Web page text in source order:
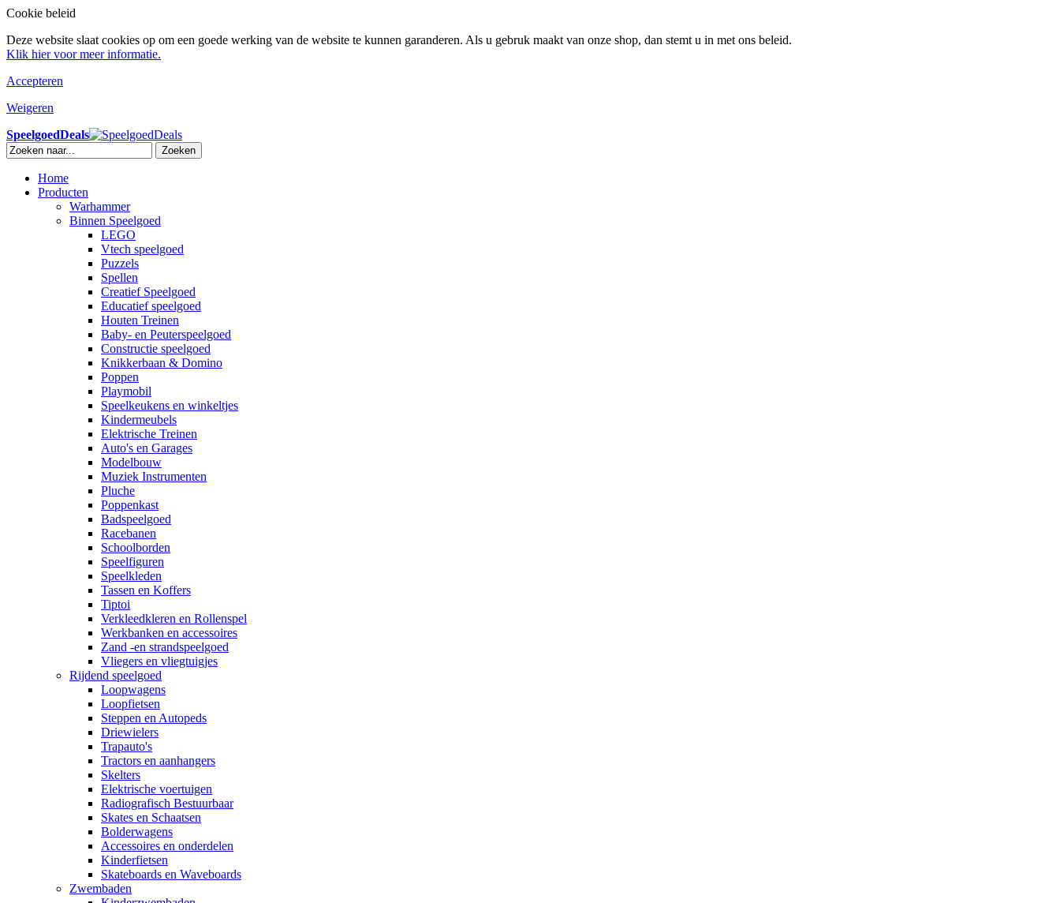
Cookie beleid
Deze website slaat cookies op om een goede werking van de website te kunnen garanderen. Als u gebruk maakt van onze shop, dan stemt u in met ons beleid.
Klik hier voor meer informatie.
Accepteren
Weigeren
SpeelgoedDeals
Zoeken
Home
Producten
Warhammer
Binnen Speelgoed
LEGO
Vtech speelgoed
Puzzels
Spellen
Creatief Speelgoed
Educatief speelgoed
Houten Treinen
Baby- en Peuterspeelgoed
Constructie speelgoed
Knikkerbaan & Domino
Poppen
Playmobil
Speelkeukens en winkeltjes
Kindermeubels
Elektrische Treinen
Auto's en Garages
Modelbouw
Muziek Instrumenten
Pluche
Poppenkast
Badspeelgoed
Racebanen
Schoolborden
Speelfiguren
Speelkleden
Tassen en Koffers
Tiptoi
Verkleedkleren en Rollenspel
Werkbanken en accessoires
Zand -en strandspeelgoed
Vliegers en vliegtuigjes
Rijdend speelgoed
Loopwagens
Loopfietsen
Steppen en Autopeds
Driewielers
Trapauto's
Tractors en aanhangers
Skelters
Elektrische voertuigen
Radiografisch Bestuurbaar
Skates en Schaatsen
Bolderwagens
Accessoires en onderdelen
Kinderfietsen
Skateboards en Waveboards
Zwembaden